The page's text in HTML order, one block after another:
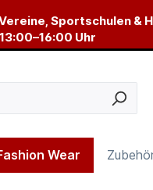
Sportschulen &
Uhr
Wear